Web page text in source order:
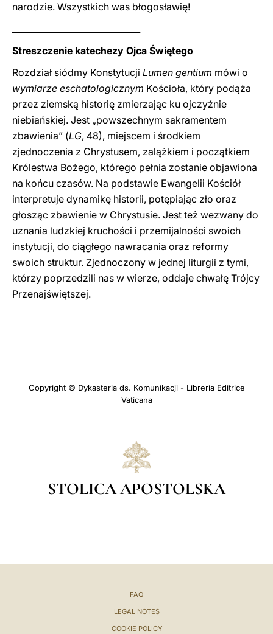
narodzie. Wszystkich was błogosławię!
Streszczenie katechezy Ojca Świętego
Rozdział siódmy Konstytucji Lumen gentium mówi o
wymiarze eschatologicznym Kościoła, który podąża
przez ziemską historię zmierzając ku ojczyźnie
niebiańskiej. Jest „powszechnym sakramentem
zbawienia” (LG, 48), miejscem i środkiem
zjednoczenia z Chrystusem, zalążkiem i początkiem
Królestwa Bożego, którego pełnia zostanie objawiona
na końcu czasów. Na podstawie Ewangelii Kościół
interpretuje dynamikę historii, potępiając zło oraz
głosząc zbawienie w Chrystusie. Jest też wezwany do
uznania ludzkiej kruchości i przemijalności swoich
instytucji, do ciągłego nawracania oraz reformy
swoich struktur. Zjednoczony w jednej liturgii z tymi,
którzy poprzedzili nas w wierze, oddaje chwałę Trójcy
Przenajświętszej.
Copyright © Dykasteria ds. Komunikacji - Libreria Editrice
Vaticana
STOLICA APOSTOLSKA
FAQ
LEGAL NOTES
COOKIE POLICY